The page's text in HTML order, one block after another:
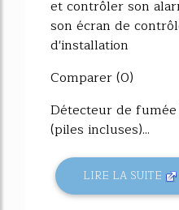
et contrôler son
son écran de
d'installation
Comparer (0)
Détecteur de
(piles incluses)...
LIRE LA SUITE